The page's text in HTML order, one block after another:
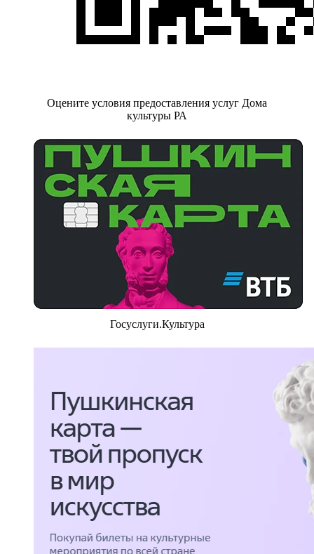
Оцените условия предоставления услуг Дома
культуры РА
Госуслуги.Культура